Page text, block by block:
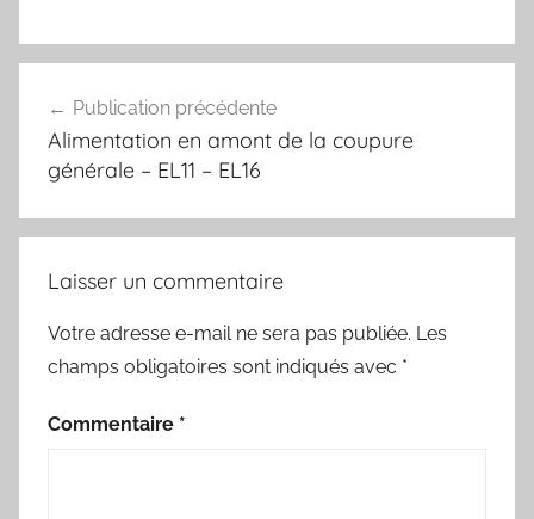
de
l’article
Publication précédente
Alimentation en amont de la coupure
générale – EL11 – EL16
Laisser un commentaire
Votre adresse e-mail ne sera pas publiée. Les
champs obligatoires sont indiqués avec *
Commentaire *